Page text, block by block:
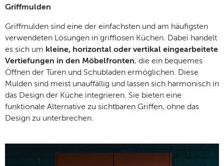
Griffmulden
Griffmulden sind eine der einfachsten und am häufigsten
verwendeten Lösungen in grifflosen Küchen. Dabei handelt
es sich um kleine, horizontal oder vertikal eingearbeitete
Vertiefungen in den Möbelfronten, die ein bequemes
Öffnen der Türen und Schubladen ermöglichen. Diese
Mulden sind meist unauffällig und lassen sich harmonisch in
das Design der Küche integrieren. Sie bieten eine
funktionale Alternative zu sichtbaren Griffen, ohne das
Design zu unterbrechen.